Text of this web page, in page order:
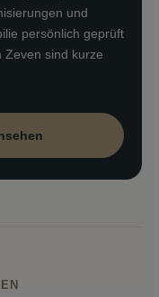
und
persönlich geprüft
Zeven sind kurze